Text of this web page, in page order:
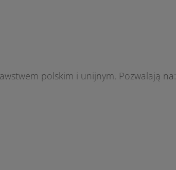
polskim i unijnym. Pozwalają na: